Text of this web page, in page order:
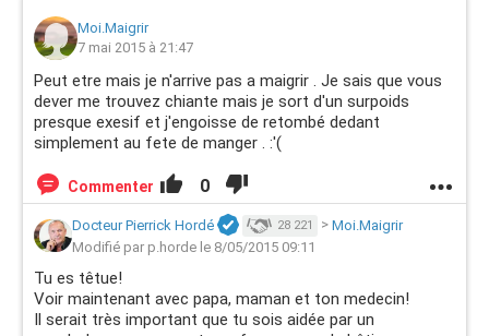
Moi.Maigrir
7 mai 2015 à 21:47
Peut etre mais je n'arrive pas a maigrir . Je sais que vous
dever me trouvez chiante mais je sort d'un surpoids
presque exesif et j'engoisse de retombé dedant
simplement au fete de manger . :'(
Commenter 0
Docteur Pierrick Hordé 28 221 > Moi.Maigrir
Modifié par p.horde le 8/05/2015 09:11
Tu es têtue!
Voir maintenant avec papa, maman et ton medecin!
Il serait très important que tu sois aidée par un